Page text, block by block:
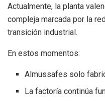
Actualmente, la planta
compleja marcada por la
transición industrial.
En estos momentos:
Almussafes solo
La factoría continúa